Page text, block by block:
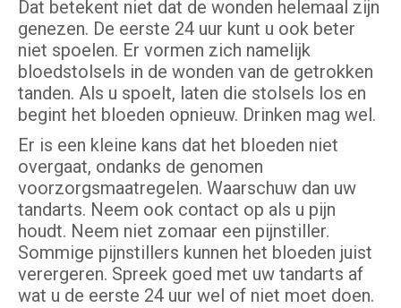
Dat betekent niet dat de wonden helemaal zijn
genezen. De eerste 24 uur kunt u ook beter
niet spoelen. Er vormen zich namelijk
bloedstolsels in de wonden van de getrokken
tanden. Als u spoelt, laten die stolsels los en
begint het bloeden opnieuw. Drinken mag wel.
Er is een kleine kans dat het bloeden niet
overgaat, ondanks de genomen
voorzorgsmaatregelen. Waarschuw dan uw
tandarts. Neem ook contact op als u pijn
houdt. Neem niet zomaar een pijnstiller.
Sommige pijnstillers kunnen het bloeden juist
verergeren. Spreek goed met uw tandarts af
wat u de eerste 24 uur wel of niet moet doen.